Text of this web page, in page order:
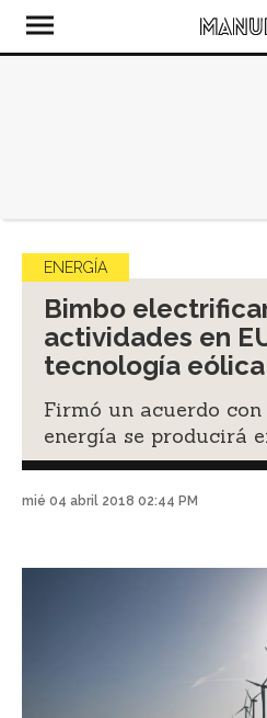
ENERGÍA
Bimbo
actividades en
tecnología eólica
Firmó un acuerdo
energía se producirá
mié 04 abril 2018 02:44 PM